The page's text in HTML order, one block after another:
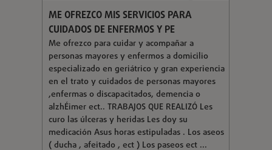
ME OFREZCO MIS SERVICIOS PARA
CUIDADOS DE ENFERMOS Y PE
Me ofrezco para cuidar y acompañar a
personas mayores y enfermos a domicilio
especializado en geriátrico y gran experiencia
en el trato y cuidados de personas mayores
,enfermas o discapacitados, demencia o
alzhÉimer ect.. TRABAJOS QUE REALIZÓ Les
curo las úlceras y heridas Les doy su
medicación Asus horas estipuladas . Los aseos
( ducha , afeitado , ect ) Los paseos ect ...